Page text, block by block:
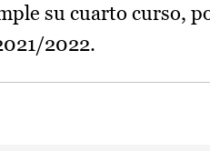
su cuarto curso,
2022.